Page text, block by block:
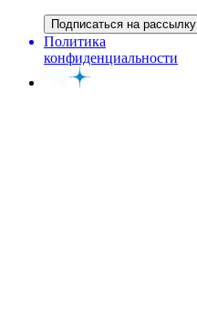
Подписаться на рассылку
Политика
конфиденциальности